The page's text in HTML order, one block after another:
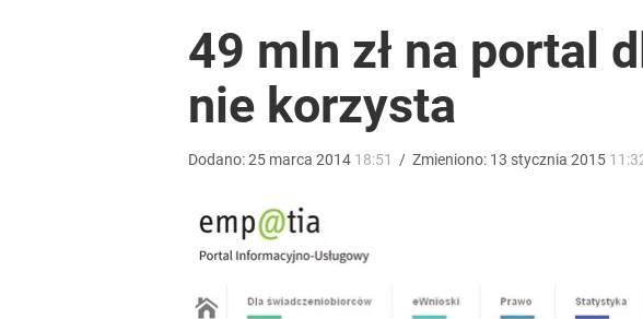
Tego sondażu premier nie może zlekceważyć. Polacy o przywróceniu
Atak na 15-latka Kamiennej Górze. Trwa obława za sprawcą
49 mln zł na portal
nie korzysta
Dodano:25 marca 2014 18:51 / Zmieniono: 13 stycznia 2015